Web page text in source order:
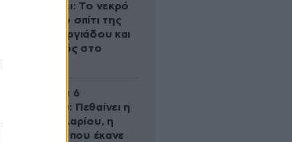
αποκαλύπτει: Το νεκρό
έμβρυο στο σπίτι της
Μαρίας Γεωργιάδου και
ο εγκλεισμός στο
Σαν σήμερα 6
Αυγούστου: Πεθαίνει η
Ρίτα Σακελλαρίου, η
λαϊκή ντίβα που έκανε